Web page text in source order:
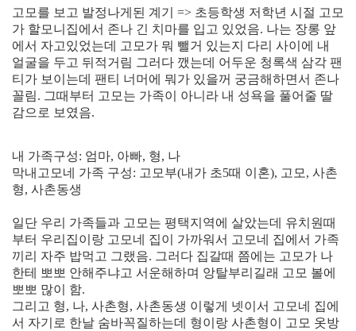
고모를 보고 발정나게된 계기 => 초등학생 저학년 시절 고모
가 할모니집에서 존나 긴 치마를 입고 있었음. 나는 장롱 앞
에서 자고있었는데 고모가 뭐 뺄거 있는지 다리 사이에 내
얼굴을 두고 뒤적거림 그러다 깼는데 어두운 청록색 삼각 팬
티가 보이는데 팬티 너머에 뭐가 있을꺼 궁금해하면서 존나
꼴림. 그때부터 고모는 가족이 아니라 내 성욕을 풀어줄 딸
감으로 보였음.
내 가족구성: 엄마, 아빠, 형, 나
막내고모네 가족 구성: 고모부(내가 초5때 이혼), 고모, 사촌
형, 사촌동생
일단 우리 가족들과 고모는 평택지역에 살았는데 유치원때
부터 우리집이랑 고모네 집이 가까워서 고모네 집에서 가족
끼리 자주 밥먹고 그랬음. 그러다 집갈때 쯤에는 고모가 나
한테 뽀뽀 안해주냐고 서운해하며 앙탈부리길래 고모 볼에
뽀뽀 많이 함.
그리고 형, 나, 사촌형, 사촌동생 이렇게 넷이서 고모네 집에
서 자기로 한날 숨바꼭질하는데 형이랑 사촌형이 고모 옷방